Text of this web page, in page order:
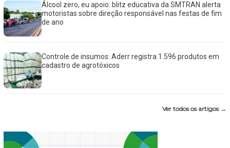
Álcool zero, eu apoio: blitz educativa da SMTRAN alerta
motoristas sobre direção responsável nas festas de fim
de ano
Controle de insumos: Aderr registra 1.596 produtos em
cadastro de agrotóxicos
Ver todos os artigos →